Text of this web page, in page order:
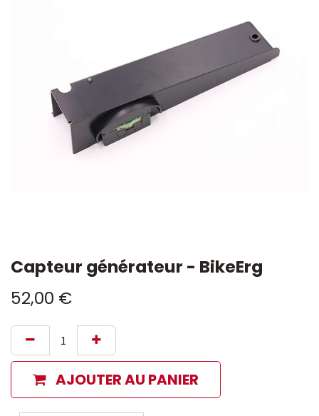
Capteur générateur - BikeErg
52,00 €
AJOUTER AU PANIER